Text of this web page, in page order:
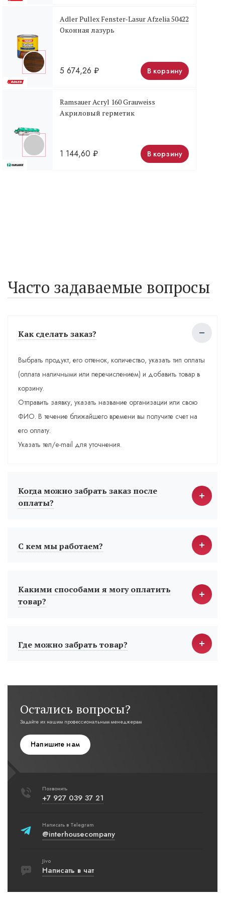
Adler Pullex Fenster-Lasur Afzelia 50422
Оконная лазурь
5 674,26 ₽ В корзину
Ramsauer Acryl 160 Grauweiss
Акриловый герметик
1 144,60 ₽ В корзину
Часто задаваемые вопросы
Как сделать заказ?
Выбрать продукт, его оттенок, количество, указать тип оплаты
(оплата наличными или перечислением) и добавить товар в
корзину.
Отправить заявку, указать название организации или свою
ФИО. В течение ближайшего времени вы получите счет на
его оплату.
Указать тел/e-mail для уточнения.
Когда можно забрать заказ после
оплаты?
С кем мы работаем?
Какими способами я могу оплатить
товар?
Где можно забрать товар?
Остались вопросы?
Задайте их нашим профессиональным менеджерам
Напишите нам
Позвонить
+7 927 039 37 21
Написать в Telegram
@interhousecompany
Jivo
Написать в чат